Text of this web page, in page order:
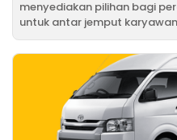
menyediakan pilihan bagi
untuk antar jemput